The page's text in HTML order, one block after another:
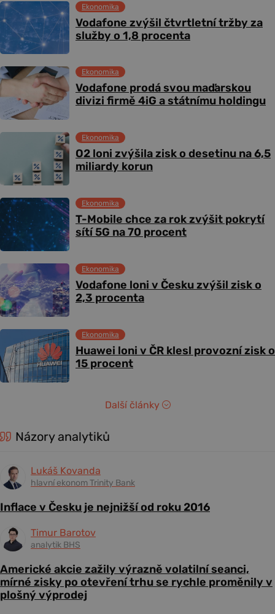
Vodafone zvýšil čtvrtletní tržby za
služby o 1,8 procenta
Ekonomika
Vodafone prodá svou maďarskou
divizi firmě 4iG a státnímu holdingu
Ekonomika
O2 loni zvýšila zisk o desetinu na 6,5
miliardy korun
Ekonomika
T-Mobile chce za rok zvýšit pokrytí
sítí 5G na 70 procent
Ekonomika
Vodafone loni v Česku zvýšil zisk o
2,3 procenta
Ekonomika
Huawei loni v ČR klesl provozní zisk o
15 procent
Ekonomika
Další články
Názory analytiků
Lukáš Kovanda
hlavní ekonom Trinity Bank
Inflace v Česku je nejnižší od roku 2016
Timur Barotov
analytik BHS
Americké akcie zažily výrazně volatilní seanci,
mírné zisky po otevření trhu se rychle proměnily v
plošný výprodej